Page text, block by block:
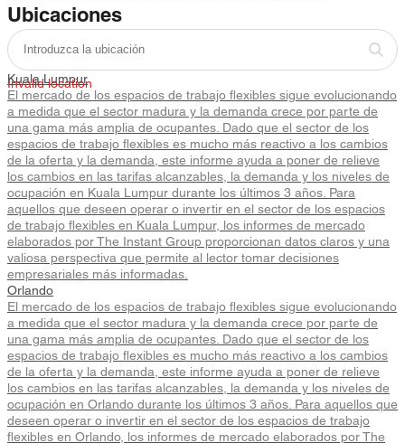
Ubicaciones
Invalid location
Kuala Lumpur
El mercado de los espacios de trabajo flexibles sigue evolucionando
a medida que el sector madura y la demanda crece por parte de
una gama más amplia de ocupantes. Dado que el sector de los
espacios de trabajo flexibles es mucho más reactivo a los cambios
de la oferta y la demanda, este informe ayuda a poner de relieve
los cambios en las tarifas alcanzables, la demanda y los niveles de
ocupación en Kuala Lumpur durante los últimos 3 años. Para
aquellos que deseen operar o invertir en el sector de los espacios
de trabajo flexibles en Kuala Lumpur, los informes de mercado
elaborados por The Instant Group proporcionan datos claros y una
valiosa perspectiva que permite al lector tomar decisiones
empresariales más informadas.
Orlando
El mercado de los espacios de trabajo flexibles sigue evolucionando
a medida que el sector madura y la demanda crece por parte de
una gama más amplia de ocupantes. Dado que el sector de los
espacios de trabajo flexibles es mucho más reactivo a los cambios
de la oferta y la demanda, este informe ayuda a poner de relieve
los cambios en las tarifas alcanzables, la demanda y los niveles de
ocupación en Orlando durante los últimos 3 años. Para aquellos que
deseen operar o invertir en el sector de los espacios de trabajo
flexibles en Orlando, los informes de mercado elaborados por The